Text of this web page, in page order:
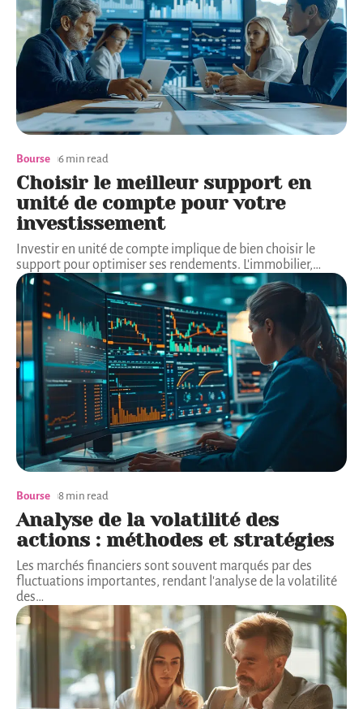
Bourse 6 min read
Choisir le meilleur support en
unité de compte pour votre
investissement
Investir en unité de compte implique de bien choisir le
support pour optimiser ses rendements. L'immobilier,…
Bourse 8 min read
Analyse de la volatilité des
actions : méthodes et stratégies
Les marchés financiers sont souvent marqués par des
fluctuations importantes, rendant l'analyse de la volatilité
des…